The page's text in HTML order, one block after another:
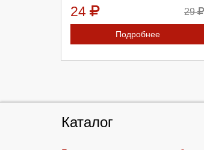
24 29
Подробнее
Каталог